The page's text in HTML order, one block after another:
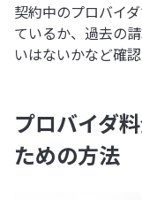
契約中のプロバイ
ているか、過去の
いはないかなど確
プロバイダ
ための方法